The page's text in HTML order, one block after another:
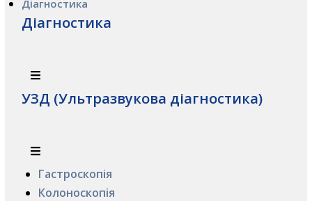
Діагностика
Діагностика
УЗД (Ультразвукова діагностика)
Гастроскопія
Колоноскопія